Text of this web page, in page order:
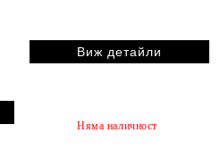
Виж детайли
Няма наличност